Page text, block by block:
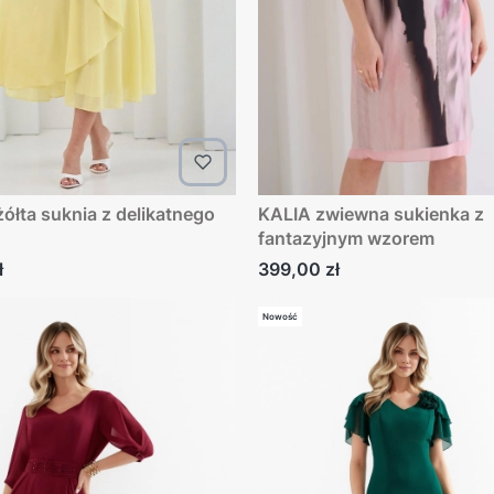
KALIA zwiewna sukienka z
fantazyjnym wzorem
Cena
399,00 zł
Nowość